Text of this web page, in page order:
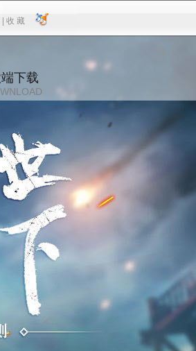
| 收 藏
收 藏
下载